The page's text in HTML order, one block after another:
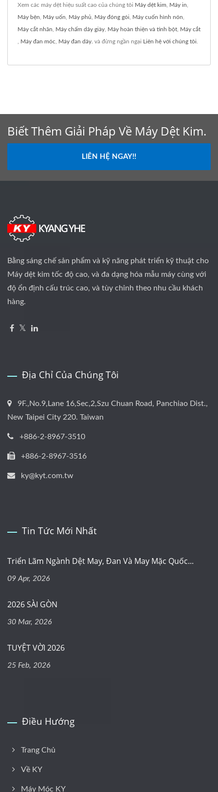
Xem các máy dệt hiệu suất cao của chúng tôi Máy dệt kim Máy in
Máy bện Máy uốn Máy phủ Máy đóng gói Máy cuốn hình nón
Máy cắt nhãn Máy chấm dây giày Máy hoàn thiện và tinh bột Máy cắt
Máy đan móc Máy đan dây. và đừng ngần ngại Liên hệ với chúng tôi
Biết Thêm Giải Pháp Về Máy Dệt Kim.
LIÊN HỆ NGAY!!
Bằng sáng chế sản phẩm và kỹ năng phát triển kỹ thuật cho
Máy dệt kim tốc độ cao, và đa dạng hóa mẫu máy cùng với
độ ổn định cấu trúc cao, và tùy chỉnh theo nhu cầu khách
hàng.
Địa Chỉ Của Chúng Tôi
9F.,No.9,Lane 16,Sec,2,Szu Chuan Road, Panchiao Dist.,
New Taipei City 220. Taiwan
+886-2-8967-3510
+886-2-8967-3516
ky@kyt.com.tw
Tin Tức Mới Nhất
Triển Lãm Ngành Dệt May, Đan Và May Mặc Quốc...
09 Apr, 2026
2026 SÀI GÒN
30 Mar, 2026
TUYỆT VỜI 2026
25 Feb, 2026
Điều Hướng
Trang Chủ
Về KY
Máy Móc KY